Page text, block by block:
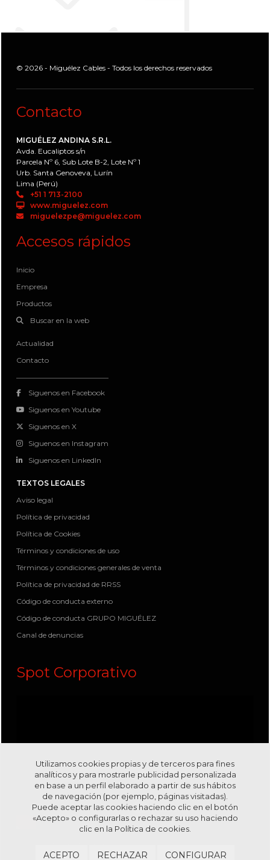
© 2026 - Miguélez Cables - Todos los derechos reservados
Contacto
MIGUÉLEZ ANDINA S.R.L.
Avda. Eucaliptos s/n
Parcela Nº 6, Sub Lote B-2, Lote Nº 1
Urb. Santa Genoveva, Lurín
Lima (Perú)
+51 1 713-2100
www.miguelez.com
miguelezpe@miguelez.com
Accesos rápidos
Inicio
Empresa
Productos
Buscar en la web
Actualidad
Contacto
Siguenos en Facebook
Siguenos en Youtube
Siguenos en X
Siguenos en Instagram
Siguenos en LinkedIn
TEXTOS LEGALES
Aviso legal
Política de privacidad
Política de Cookies
Términos y condiciones de uso
Términos y condiciones generales de venta
Política de privacidad de RRSS
Código de conducta externo
Código de conducta GRUPO MIGUÉLEZ
Canal de denuncias
Spot Corporativo
Utilizamos cookies propias y de terceros para fines
analíticos y para mostrarle publicidad personalizada
en base a un perfil elaborado a partir de sus hábitos
de navegación (por ejemplo, páginas visitadas).
Puede aceptar las cookies haciendo clic en el botón
«Acepto» o configurarlas o rechazar su uso haciendo
clic en la Política de cookies.
ACEPTO RECHAZAR CONFIGURAR